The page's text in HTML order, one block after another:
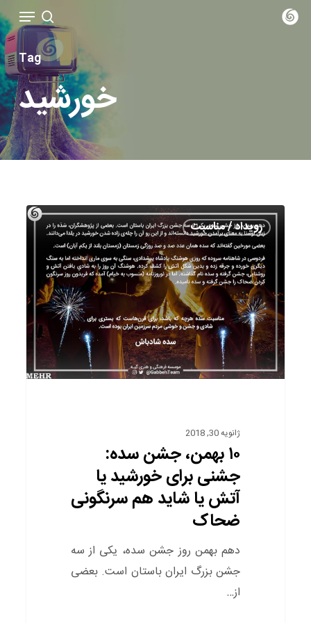
Skip
search
Menu
Tag
خورشید
۱۰
بهمن،
جشن
سده:
جشنی
برای
خورشید
یا
آتش
رویداد / مناسبت
ژانویه 30, 2018
۱۰ بهمن، جشن سده:
جشنی برای خورشید یا
آتش یا شاید هم سرنگونی
ضحاک
دهم بهمن روز جشن سده، یکی از سه
جشن بزرگ ایران باستان است. بعضی
از…